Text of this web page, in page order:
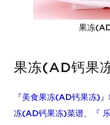
果冻
果冻(AD钙果
『美食果冻(AD钙果冻)
冻(AD钙果冻)菜谱、
『